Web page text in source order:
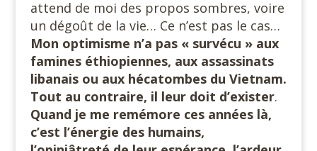
attend de moi des propos sombres, voire
un dégoût de la vie… Ce n’est pas le cas…
Mon optimisme n’a pas « survécu » aux
famines éthiopiennes, aux assassinats
libanais ou aux hécatombes du Vietnam.
Tout au contraire, il leur doit d’exister.
Quand je me remémore ces années là,
c’est l’énergie des humains,